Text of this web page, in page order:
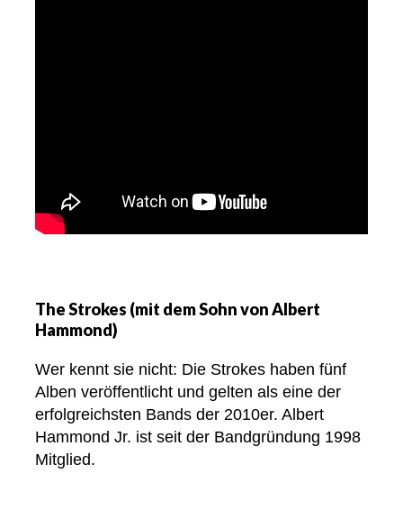
The Strokes (mit dem Sohn von Albert
Hammond)
Wer kennt sie nicht: Die Strokes haben fünf
Alben veröffentlicht und gelten als eine der
erfolgreichsten Bands der 2010er. Albert
Hammond Jr. ist seit der Bandgründung 1998
Mitglied.